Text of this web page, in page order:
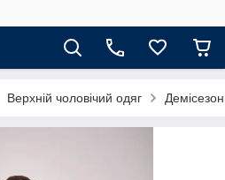
Верхній чоловічий одяг